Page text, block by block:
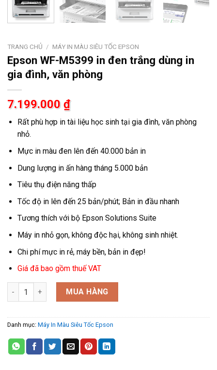
TRANG CHỦ / MÁY IN MÀU SIÊU TỐC EPSON
Epson WF-M5399 in đen trắng dùng in
gia đình, văn phòng
7.199.000₫
Rất phù hợp in tài liệu học sinh tại gia đình, văn phòng
nhỏ.
Mực in màu đen lên đến 40.000 bản in
Dung lượng in ấn hàng tháng 5.000 bản
Tiêu thụ điện năng thấp
Tốc độ in lên đến 25 bản/phút; Bản in đầu nhanh
Tương thích với bộ Epson Solutions Suite
Máy in nhỏ gọn, không độc hại, không sinh nhiệt.
Chi phí mực in rẻ, máy bền, bản in đẹp!
Giá đã bao gồm thuế VAT
Epson WF-M5399 in đen trắng dùng in gia đình, văn phòng số
MUA HÀNG
Danh mục: Máy In Màu Siêu Tốc Epson